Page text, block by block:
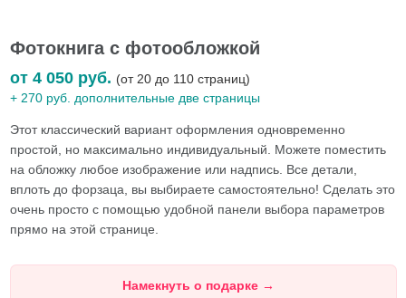
Фотокнига с фотообложкой
от 4 050руб. (от 20 до 110 страниц)
+ 270 руб. дополнительные две страницы
Этот классический вариант оформления одновременно
простой, но максимально индивидуальный. Можете поместить
на обложку любое изображение или надпись. Все детали,
вплоть до форзаца, вы выбираете самостоятельно! Сделать это
очень просто с помощью удобной панели выбора параметров
прямо на этой странице.
Намекнуть о подарке →